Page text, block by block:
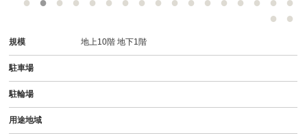
規模 地上10階 地下1階
駐車場
駐輪場
用途地域